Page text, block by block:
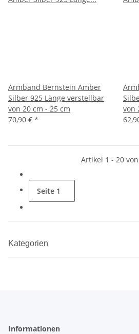
Armband Bernstein Amber
Silber 925 Länge verstellbar
von 20 cm - 25 cm
70,90 € *
von
Artikel 1 - 20
Seite 1
Kategorien
Informationen